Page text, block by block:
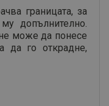
границата, за
допълнително.
може да понесе
да го открадне,